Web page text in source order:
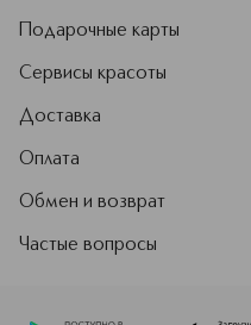
Подарочные карты
Сервисы красоты
Доставка
Оплата
Обмен и возврат
Частые вопросы